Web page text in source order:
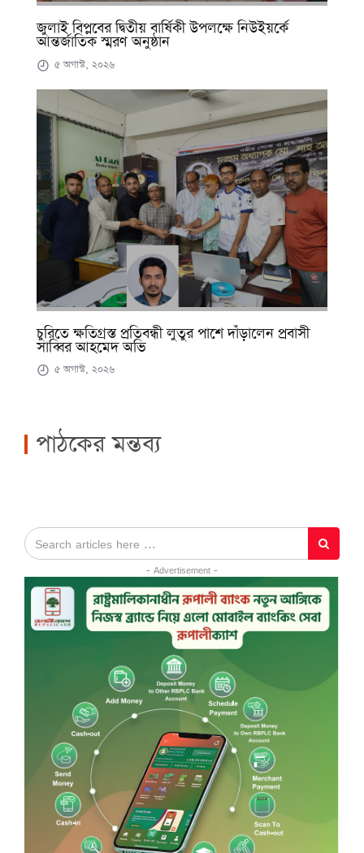
জুলাই বিপ্লবের দ্বিতীয় বার্ষিকী উপলক্ষে নিউইয়র্কে
আন্তর্জাতিক স্মরণ অনুষ্ঠান
৫ অগাস্ট, ২০২৬
চুরিতে ক্ষতিগ্রস্ত প্রতিবন্ধী লুতুর পাশে দাঁড়ালেন প্রবাসী
সাব্বির আহমেদ অভি
৫ অগাস্ট, ২০২৬
পাঠকের মন্তব্য
- Advertisement -